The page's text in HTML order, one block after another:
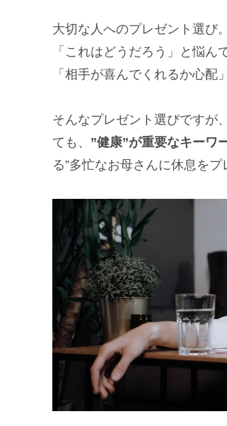
大切な人へのプレゼント選び
「これはどうだろう」と悩ん
「相手が喜んでくれるか心配
そんなプレゼント選びですが
ても、 ”健康”が重要なキーワ
る”多忙なお母さんに休息をプ